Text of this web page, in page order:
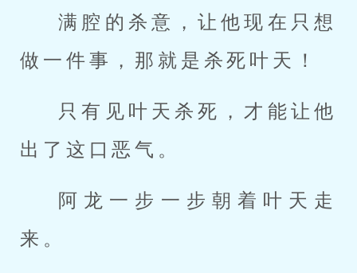
满腔的杀意，让他现在只想
做一件事，那就是杀死叶天！
只有见叶天杀死，才能让他
出了这口恶气。
阿龙一步一步朝着叶天走
来。